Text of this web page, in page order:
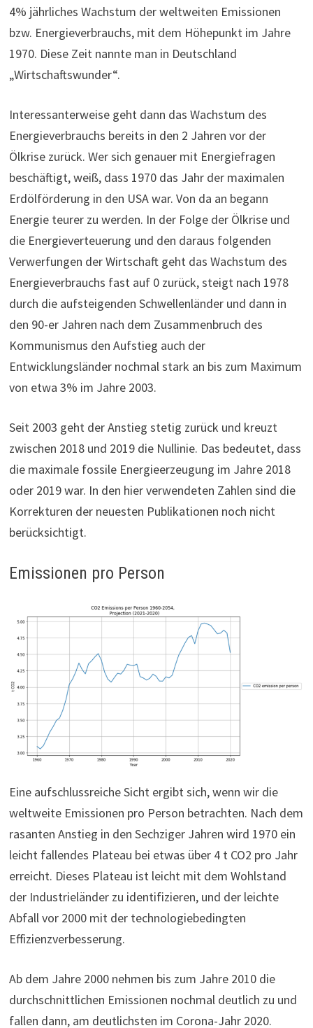
4% jährliches Wachstum der weltweiten Emissionen
bzw. Energieverbrauchs, mit dem Höhepunkt im Jahre
1970. Diese Zeit nannte man in Deutschland
„Wirtschaftswunder“.
Interessanterweise geht dann das Wachstum des
Energieverbrauchs bereits in den 2 Jahren vor der
Ölkrise zurück. Wer sich genauer mit Energiefragen
beschäftigt, weiß, dass 1970 das Jahr der maximalen
Erdölförderung in den USA war. Von da an begann
Energie teurer zu werden. In der Folge der Ölkrise und
die Energieverteuerung und den daraus folgenden
Verwerfungen der Wirtschaft geht das Wachstum des
Energieverbrauchs fast auf 0 zurück, steigt nach 1978
durch die aufsteigenden Schwellenländer und dann in
den 90-er Jahren nach dem Zusammenbruch des
Kommunismus den Aufstieg auch der
Entwicklungsländer nochmal stark an bis zum Maximum
von etwa 3% im Jahre 2003.
Seit 2003 geht der Anstieg stetig zurück und kreuzt
zwischen 2018 und 2019 die Nullinie. Das bedeutet, dass
die maximale fossile Energieerzeugung im Jahre 2018
oder 2019 war. In den hier verwendeten Zahlen sind die
Korrekturen der neuesten Publikationen noch nicht
berücksichtigt.
Emissionen pro Person
Eine aufschlussreiche Sicht ergibt sich, wenn wir die
weltweite Emissionen pro Person betrachten. Nach dem
rasanten Anstieg in den Sechziger Jahren wird 1970 ein
leicht fallendes Plateau bei etwas über 4 t CO2 pro Jahr
erreicht. Dieses Plateau ist leicht mit dem Wohlstand
der Industrieländer zu identifizieren, und der leichte
Abfall vor 2000 mit der technologiebedingten
Effizienzverbesserung.
Ab dem Jahre 2000 nehmen bis zum Jahre 2010 die
durchschnittlichen Emissionen nochmal deutlich zu und
fallen dann, am deutlichsten im Corona-Jahr 2020.